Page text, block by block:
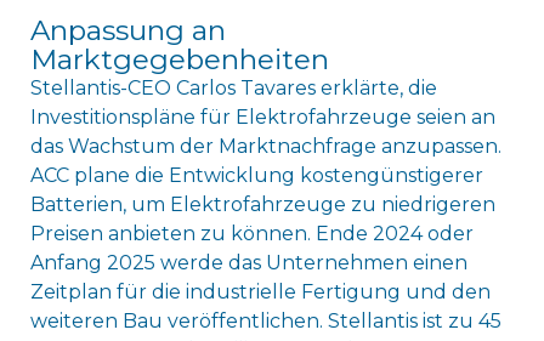
Anpassung an
Marktgegebenheiten
Stellantis-CEO Carlos Tavares erklärte, die
Investitionspläne für Elektrofahrzeuge seien an
das Wachstum der Marktnachfrage anzupassen.
ACC plane die Entwicklung kostengünstigerer
Batterien, um Elektrofahrzeuge zu niedrigeren
Preisen anbieten zu können. Ende 2024 oder
Anfang 2025 werde das Unternehmen einen
Zeitplan für die industrielle Fertigung und den
weiteren Bau veröffentlichen. Stellantis ist zu 45